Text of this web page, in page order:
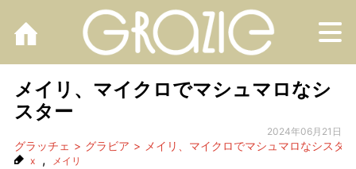
メイリ、マイクロでマシュマロなシ
スター
2024年06月21日
グラッチェ グラビア メイリ、マイクロでマシュマロなシスター
x , メイリ